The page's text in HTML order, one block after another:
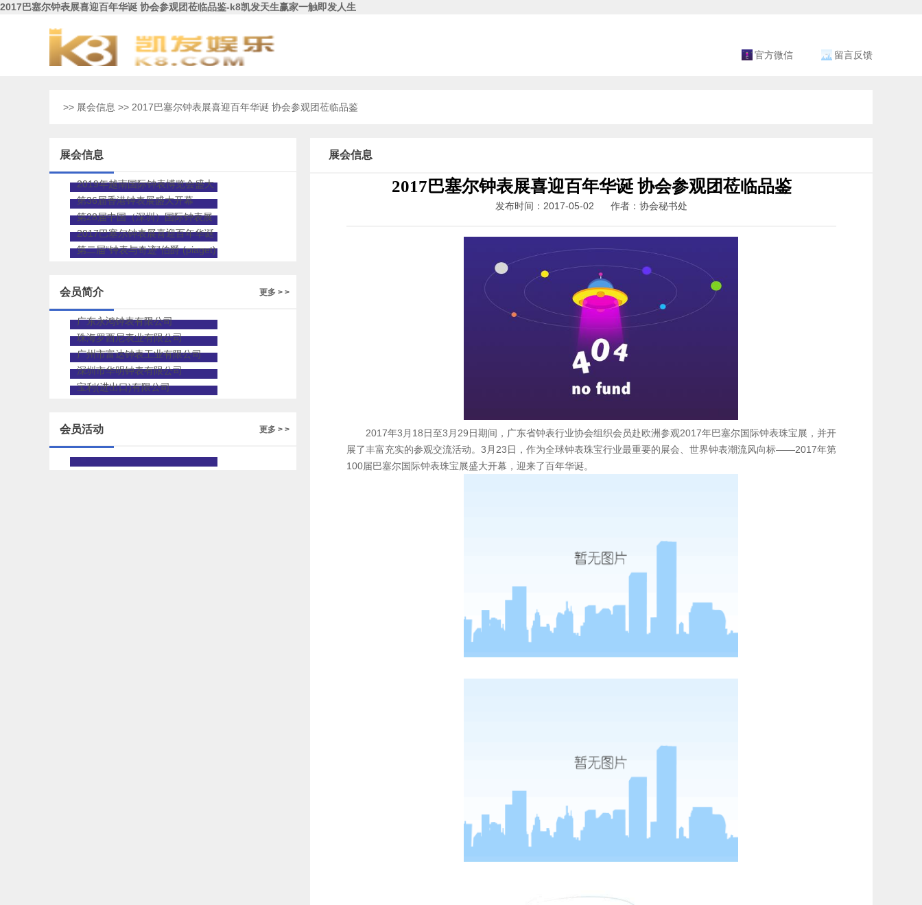
2017巴塞尔钟表展喜迎百年华诞 协会参观团莅临品鉴-k8凯发天生赢家一触即发人生
官方微信 留言反馈
>> 展会信息 >> 2017巴塞尔钟表展喜迎百年华诞 协会参观团莅临品鉴
展会信息
2019年越南国际钟表博览会盛大
开幕 协会组团赴越南参观考察
第36届香港钟表展盛大开幕
第28届中国（深圳）国际钟表展
开幕
2017巴塞尔钟表展喜迎百年华诞
协会参观团莅临品鉴
第二届“钟表与奇迹”伯爵 (piaget)
更多 > >
会员简介
广东永鸿钟表有限公司
珠海罗西尼表业有限公司
广州市富达钟表工业有限公司
深圳市华明钟表有限公司
宝利(进出口)有限公司
更多 > >
会员活动
展会信息
2017巴塞尔钟表展喜迎百年华诞 协会参观团莅临品鉴
发布时间：2017-05-02 作者：协会秘书处
2017年3月18日至3月29日期间，广东省钟表行业协会组织会员赴欧洲参观2017年巴塞尔国际钟表珠宝展，并开
展了丰富充实的参观交流活动。3月23日，作为全球钟表珠宝行业最重要的展会、世界钟表潮流风向标——2017年第
100届巴塞尔国际钟表珠宝展盛大开幕，迎来了百年华诞。